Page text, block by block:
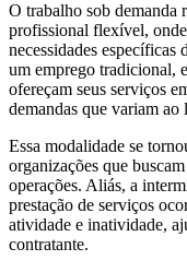
O trabalho sob demanda
profissional flexível,
necessidades
um emprego tradicional,
ofereçam seus serviços
demandas que variam ao
Essa modalidade se
organizações que
operações. Aliás, a
prestação de serviços
atividade e inatividade,
contratante.